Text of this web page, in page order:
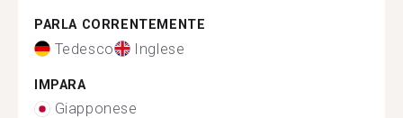
PARLA CORRENTEMENTE
Tedesco Inglese
IMPARA
Giapponese